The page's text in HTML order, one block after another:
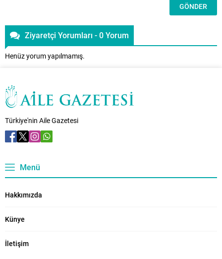
Ziyaretçi Yorumları - 0 Yorum
Henüz yorum yapılmamış.
Türkiye'nin Aile Gazetesi
Menü
Hakkımızda
Künye
İletişim